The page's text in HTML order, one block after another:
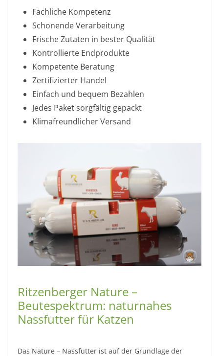
Fachliche Kompetenz
Schonende Verarbeitung
Frische Zutaten in bester Qualität
Kontrollierte Endprodukte
Kompetente Beratung
Zertifizierter Handel
Einfach und bequem Bezahlen
Jedes Paket sorgfältig gepackt
Klimafreundlicher Versand
Ritzenberger Nature –
Beutespektrum: naturnahes
Nassfutter für Katzen
Das Nature – Nassfutter ist auf der Grundlage der